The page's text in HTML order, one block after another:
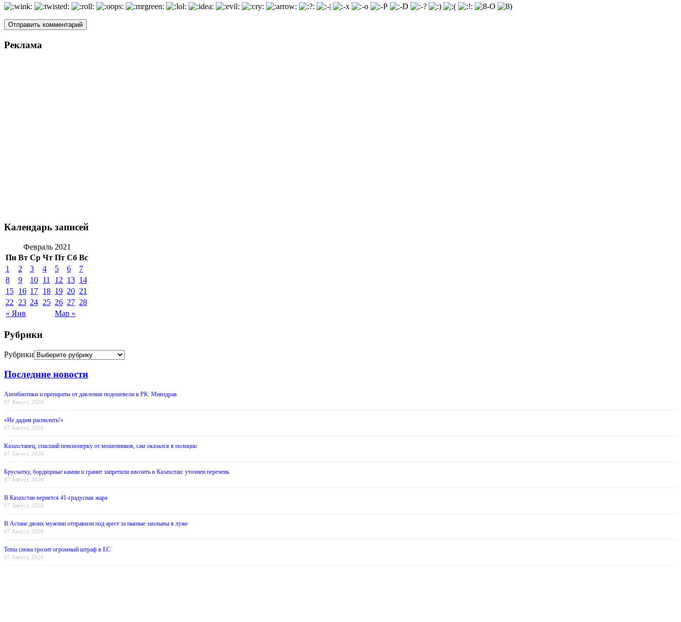
Реклама
Календарь записей
Февраль 2021
Пн Вт Ср Чт Пт Сб Вс
« Янв Мар »
1 2 3 4 5 6
7
8
9 10 11 12 13 14
15 16 17 18 19 20 21
22
23 24 25 26 27 28
Рубрики
Рубрики
Последние новости
Антибиотики и препараты от давления подешевели в РК: Минздрав
07 Август, 2026
«Не дадим распилить!»
07 Август, 2026
Казахстанец, спасший пенсионерку от мошенников, сам оказался в полиции
07 Август, 2026
Брусчатку, бордюрные камни и гранит запретили ввозить в Казахстан: уточнен перечень
07 Август, 2026
В Казахстан вернется 41-градусная жара
07 Август, 2026
В Астане двоих мужчин отправили под арест за пьяные заплывы в луже
07 Август, 2026
Temu снова грозит огромный штраф в ЕС
07 Август, 2026